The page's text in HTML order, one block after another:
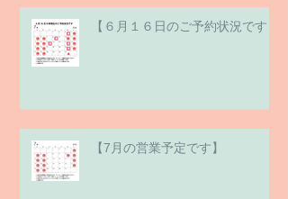
【６月１６日のご予約状況です】
【7月の営業予定です】